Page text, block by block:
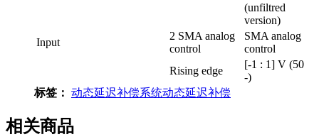
(unfiltred
version)
Input
2 SMA analog
control
SMA analog
control
Rising edge
[-1 : 1] V (50
-)
标签： 动态延迟补偿系统动态延迟补偿
相关商品